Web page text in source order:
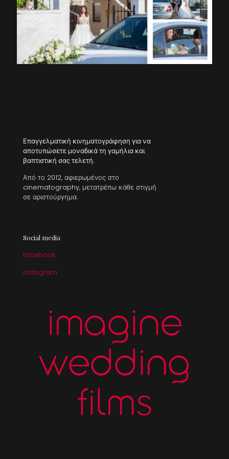
Επαγγελματική κινηματογράφηση για να
αποτυπώσετε μοναδικά τη γαμήλια και
βαπτιστική σας τελετή.
Από το 2012, αφιερωμένος στο
cinematography, μετατρέπω κάθε στιγμή
σε αριστούργημα.
Social media
facebook
instagram